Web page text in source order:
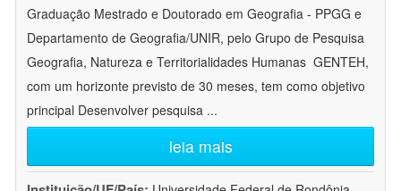
Graduação Mestrado e Doutorado em Geografia - PPGG e
Departamento de Geografia/UNIR, pelo Grupo de Pesquisa
Geografia, Natureza e Territorialidades Humanas  GENTEH,
com um horizonte previsto de 30 meses, tem como objetivo
principal Desenvolver pesquisa ...
leia mais